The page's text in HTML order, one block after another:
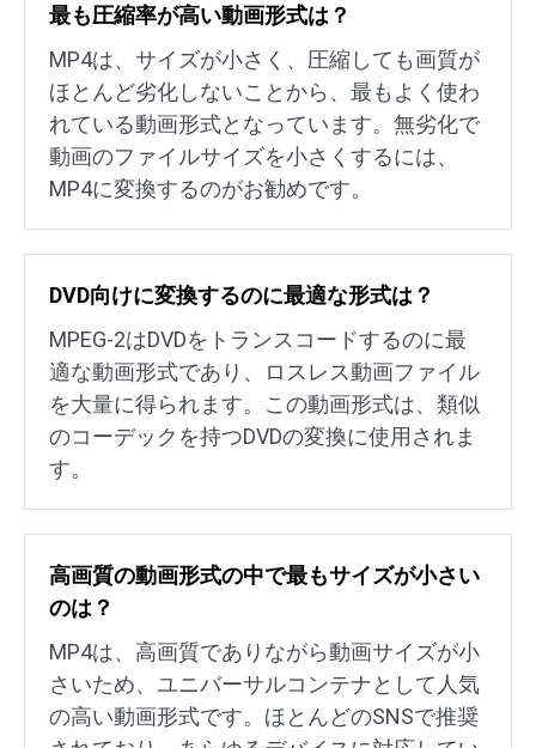
最も圧縮率が高い動画形式は？
MP4は、サイズが小さく、圧縮しても画質が
ほとんど劣化しないことから、最もよく使わ
れている動画形式となっています。無劣化で
動画のファイルサイズを小さくするには、
MP4に変換するのがお勧めです。
DVD向けに変換するのに最適な形式は？
MPEG-2はDVDをトランスコードするのに最
適な動画形式であり、ロスレス動画ファイル
を大量に得られます。この動画形式は、類似
のコーデックを持つDVDの変換に使用されま
す。
高画質の動画形式の中で最もサイズが小さい
のは？
MP4は、高画質でありながら動画サイズが小
さいため、ユニバーサルコンテナとして人気
の高い動画形式です。ほとんどのSNSで推奨